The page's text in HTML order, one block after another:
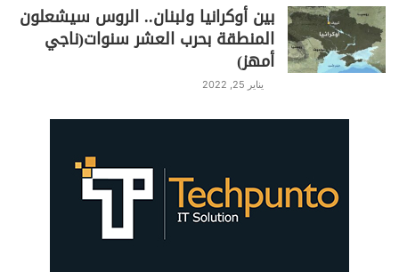
بين أوكرانيا ولبنان.. الروس سيشعلون
المنطقة بحرب العشر سنوات(ناجي
أمهز)
يناير 25, 2022